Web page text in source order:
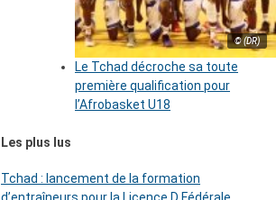
© (DR)
Le Tchad décroche sa toute
première qualification pour
l’Afrobasket U18
Les plus lus
Tchad : lancement de la formation
d’entraîneurs pour la Licence D Fédérale